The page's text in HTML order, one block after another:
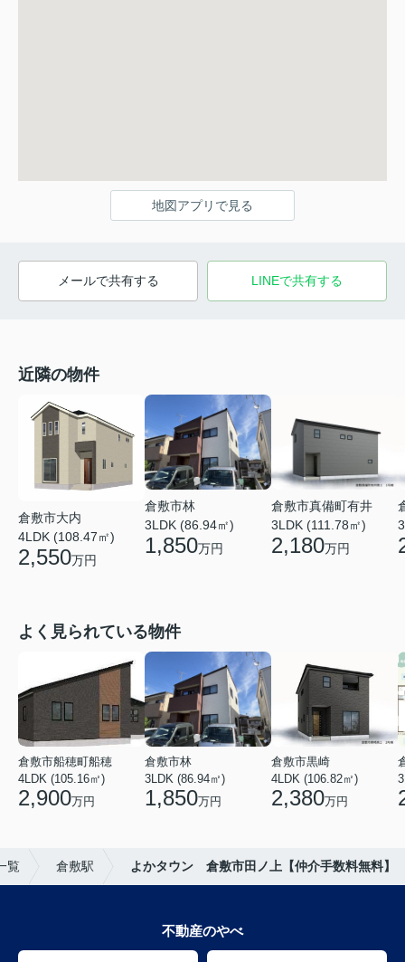
地図アプリで見る
メールで共有する LINEで共有する
近隣の物件
倉敷市大内
4LDK (108.47㎡)
2,550万円
倉敷市林
3LDK (86.94㎡)
1,850万円
倉敷市真備町有井
3LDK (111.78㎡)
2,180万円
よく見られている物件
倉敷市船穂町船穂
4LDK (105.16㎡)
2,900万円
倉敷市林
3LDK (86.94㎡)
1,850万円
倉敷市黒崎
4LDK (106.82㎡)
2,380万円
覧 倉敷駅 よかタウン 倉敷市田ノ上【仲介手数料無料】
不動産のやべ